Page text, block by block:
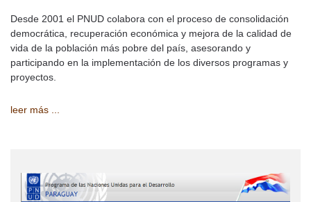
Desde 2001 el PNUD colabora con el proceso de consolidación
democrática, recuperación económica y mejora de la calidad de
vida de la población más pobre del país, asesorando y
participando en la implementación de los diversos programas y
proyectos.
leer más ...